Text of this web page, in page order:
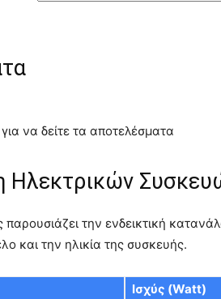
να δείτε τα αποτελέσματα
Ηλεκτρικών
την ενδεικτική
και την ηλικία της συσκευής.
Ισχύς (Watt)